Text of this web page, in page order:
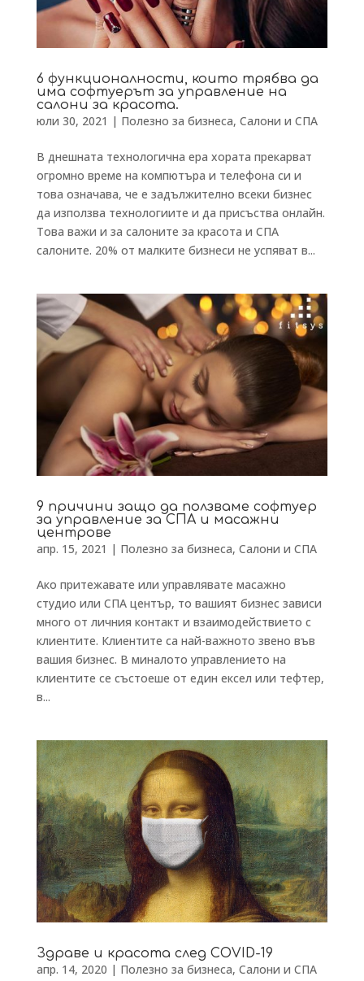
6 функционалности, които трябва да
има софтуерът за управление на
салони за красота.
юли 30, 2021 | Полезно за бизнеса, Салони и СПА
В днешната технологична ера хората прекарват
огромно време на компютъра и телефона си и
това означава, че е задължително всеки бизнес
да използва технологиите и да присъства онлайн.
Това важи и за салоните за красота и СПА
салоните. 20% от малките бизнеси не успяват в...
9 причини защо да ползваме софтуер
за управление за СПА и масажни
центрове
апр. 15, 2021 | Полезно за бизнеса, Салони и СПА
Ако притежавате или управлявате масажно
студио или СПА център, то вашият бизнес зависи
много от личния контакт и взаимодействието с
клиентите. Клиентите са най-важното звено във
вашия бизнес. В миналото управлението на
клиентите се състоеше от един ексел или тефтер,
в...
Здраве и красота след COVID-19
апр. 14, 2020 | Полезно за бизнеса, Салони и СПА